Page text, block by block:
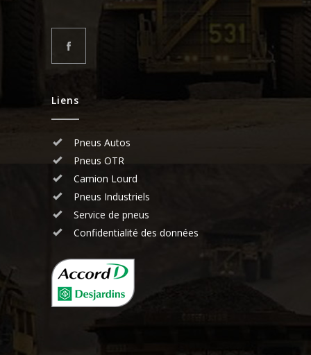
Liens
Pneus Autos
Pneus OTR
Camion Lourd
Pneus Industriels
Service de pneus
Confidentialité des données